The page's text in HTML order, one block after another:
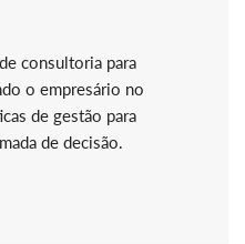
consultoria para
o empresário no
de gestão para
de decisão.